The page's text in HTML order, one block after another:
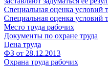
Специальная оценка условий
Специальная оценка условий
Место труда рабочих
Документы по охране труда
Цена труда
ФЗ от 28.12.2013
Охрана труда рабочих